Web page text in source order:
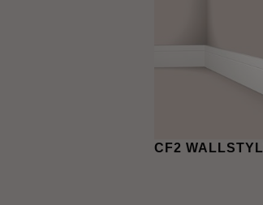
CF2 WALLSTYL